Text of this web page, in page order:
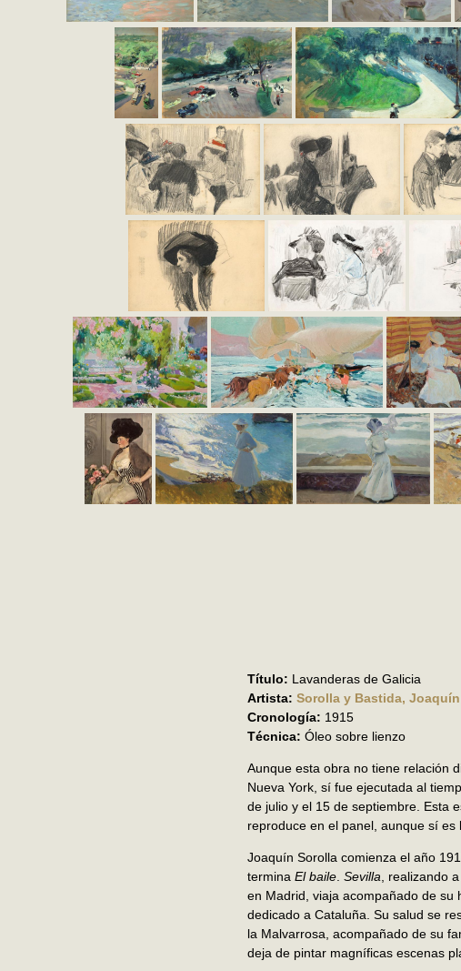
Título: Lavanderas de Galicia
Artista: Sorolla y Bastida, Joaquín
Cronología: 1915
Técnica: Óleo sobre lienzo
Aunque esta obra no tiene relación
Nueva York, sí fue ejecutada al
de julio y el 15 de septiembre. Esta
reproduce en el panel, aunque sí
Joaquín Sorolla comienza el año
termina El baile Sevilla , realizando
en Madrid, viaja acompañado de su
dedicado a Cataluña. Su salud se
la Malvarrosa, acompañado de su
deja de pintar magníficas escenas